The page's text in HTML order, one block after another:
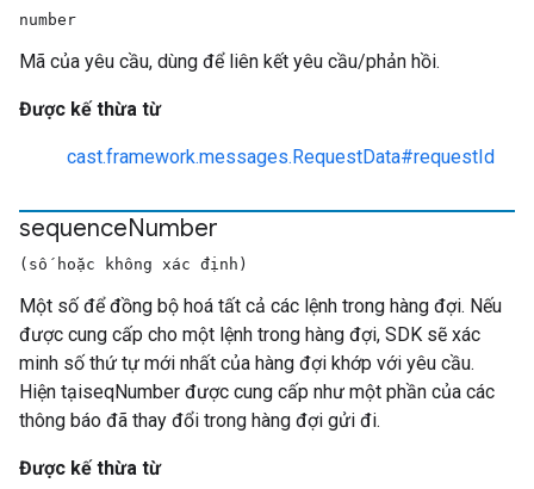
number
Mã của yêu cầu, dùng để liên kết yêu cầu/phản hồi.
Được kế thừa từ
cast.framework.messages.RequestData#requestId
sequenceNumber
(số hoặc không xác định)
Một số để đồng bộ hoá tất cả các lệnh trong hàng đợi. Nếu
được cung cấp cho một lệnh trong hàng đợi, SDK sẽ xác
minh số thứ tự mới nhất của hàng đợi khớp với yêu cầu.
Hiện tạiseqNumber được cung cấp như một phần của các
thông báo đã thay đổi trong hàng đợi gửi đi.
Được kế thừa từ